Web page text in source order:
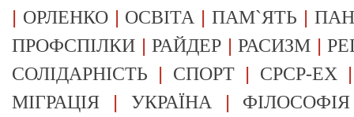
| ОРЛЕНКО| ОСВІТА |ПАМ`ЯТЬ |
ПРОФСПІЛКИ |РАЙДЕР |РАСИЗМ |
СОЛІДАРНІСТЬ | СПОРТ | СРСР-EX
МІГРАЦІЯ | УКРАЇНА | ФІЛОСОФІЯ